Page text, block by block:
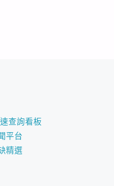
查詢看板
平台
精選